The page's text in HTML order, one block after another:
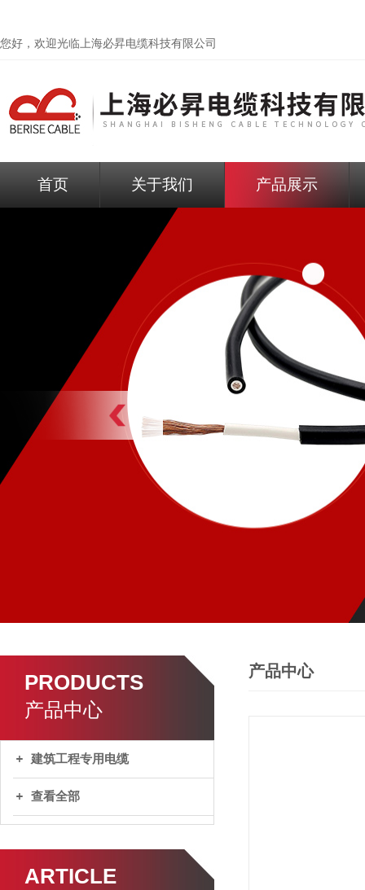
您好，欢迎光临上海必昇电缆科技有限公司
首页 关于我们 产品展示
PRODUCTS
产品中心
建筑工程专用电缆
查看全部
ARTICLE
产品中心